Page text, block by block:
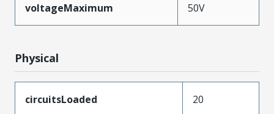
voltageMaximum 50V
Physical
circuitsLoaded 20